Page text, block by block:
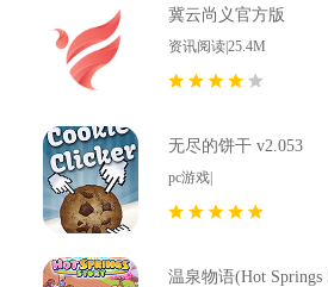
冀云尚义官方版
资讯阅读|25.4M
无尽的饼干 v2.053
pc游戏|